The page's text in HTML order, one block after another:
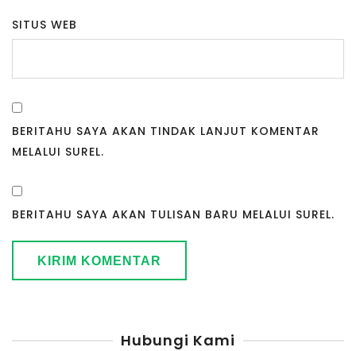
SITUS WEB
BERITAHU SAYA AKAN TINDAK LANJUT KOMENTAR
MELALUI SUREL.
BERITAHU SAYA AKAN TULISAN BARU MELALUI SUREL.
Hubungi Kami